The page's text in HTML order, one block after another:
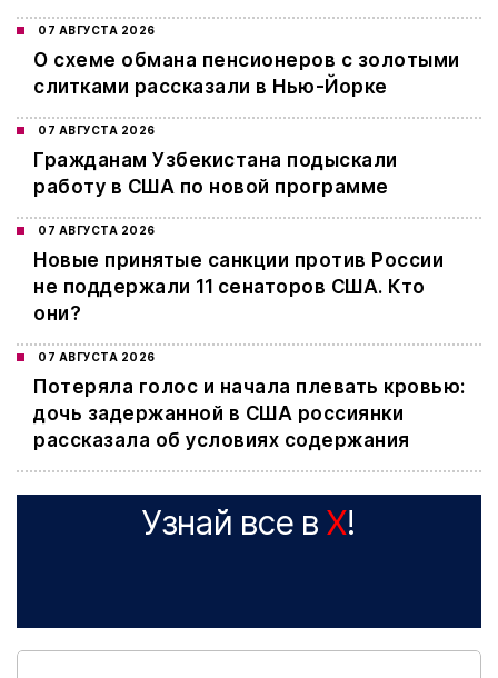
07 АВГУСТА 2026
О схеме обмана пенсионеров с золотыми
слитками рассказали в Нью-Йорке
07 АВГУСТА 2026
Гражданам Узбекистана подыскали
работу в США по новой программе
07 АВГУСТА 2026
Новые принятые санкции против России
не поддержали 11 сенаторов США. Кто
они?
07 АВГУСТА 2026
Потеряла голос и начала плевать кровью:
дочь задержанной в США россиянки
рассказала об условиях содержания
Узнай все в X!